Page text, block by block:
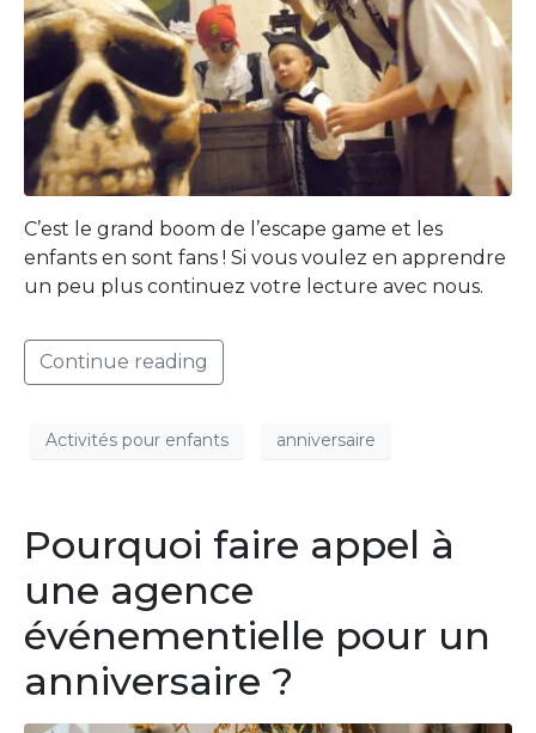
C’est le grand boom de l’escape game et les
enfants en sont fans ! Si vous voulez en apprendre
un peu plus continuez votre lecture avec nous.
Continue reading
Activités pour enfants anniversaire
Pourquoi faire appel à
une agence
événementielle pour un
anniversaire ?